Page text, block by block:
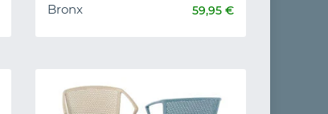
Bronx 59,95 €